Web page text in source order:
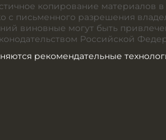
копирование материалов в
с письменного разрешения
виновные могут быть
Российской
рекомендательные